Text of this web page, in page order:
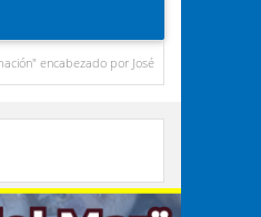
por José David Cabello